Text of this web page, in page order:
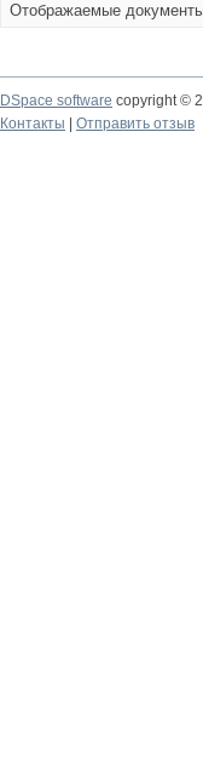
Отображаемые
DSpace software copyright ©
Контакты
Отправить отзыв